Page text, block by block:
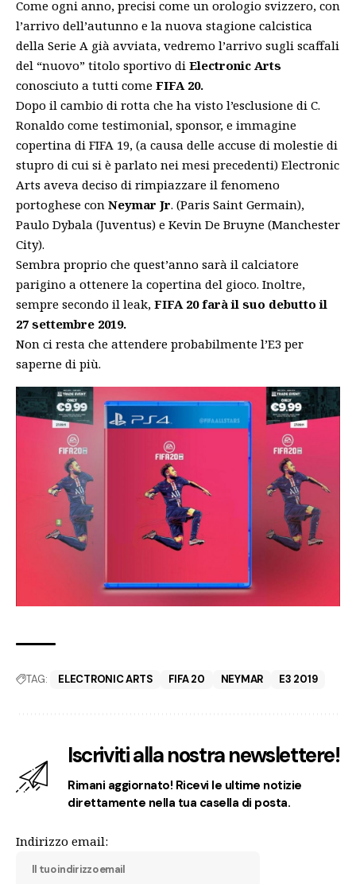
Come ogni anno, precisi come un orologio svizzero, con
l’arrivo dell’autunno e la nuova stagione calcistica
della Serie A già avviata, vedremo l’arrivo sugli scaffali
del “nuovo” titolo sportivo di Electronic Arts
conosciuto a tutti come FIFA 20.
Dopo il cambio di rotta che ha visto l’esclusione di C.
Ronaldo come testimonial, sponsor, e immagine
copertina di FIFA 19, (a causa delle accuse di molestie di
stupro di cui si è parlato nei mesi precedenti) Electronic
Arts aveva deciso di rimpiazzare il fenomeno
portoghese con Neymar Jr. (Paris Saint Germain),
Paulo Dybala (Juventus) e Kevin De Bruyne (Manchester
City).
Sembra proprio che quest’anno sarà il calciatore
parigino a ottenere la copertina del gioco. Inoltre,
sempre secondo il leak, FIFA 20 farà il suo debutto il
27 settembre 2019.
Non ci resta che attendere probabilmente l’E3 per
saperne di più.
TAG: ELECTRONIC ARTS FIFA 20 NEYMAR E3 2019
Iscriviti alla nostra newslettere!
Rimani aggiornato! Ricevi le ultime notizie
direttamente nella tua casella di posta.
Indirizzo email: